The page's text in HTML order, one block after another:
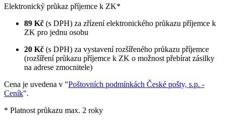
Elektronický průkaz příjemce k ZK*
89 Kč (s DPH) za zřízení elektronického průkazu příjemce k
ZK pro jednu osobu
20 Kč (s DPH) za vystavení rozšířeného průkazu příjemce
(rozšíření průkazu příjemce k ZK o možnost přebírat zásilky
na adrese zmocnitele)
Cena je uvedena v "Poštovních podmínkách České pošty, s.p. -
Ceník".
* Platnost průkazu max. 2 roky